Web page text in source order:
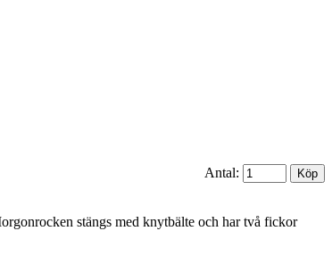
Antal:
stängs med knytbälte och har två fickor